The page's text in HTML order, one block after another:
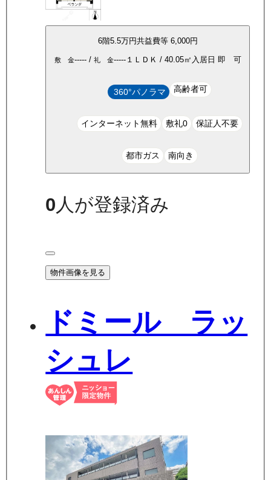
6階5.5万円共益費等 6,000円
敷 金-----/ 礼 金-----１ＬＤＫ / 40.05㎡ 入居日 即 可
360°パノラマ 高齢者可
インターネット無料 敷礼0 保証人不要
都市ガス 南向き
0人が登録済み
物件画像を見る
ドミール ラッ
シュレ